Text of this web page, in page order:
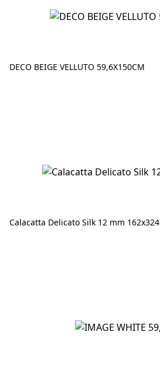
DECO BEIGE VELLUTO 59,6X150CM
Calacatta Delicato Silk 12 mm 162x324